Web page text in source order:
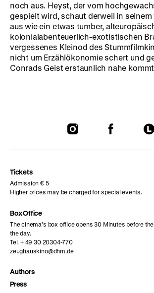
noch aus. Heyst, der vom
gespielt wird, schaut derweil in seinem
aus wie ein etwas tumber,
kolonialabenteuerlich-exotistischen
vergessenes Kleinod des
nicht um Erzählökonomie schert und
Conrads Geist erstaunlich nahe
To
To
Tickets
Admission € 5
Higher prices may be charged for special events.
Box Office
The cinema’s box office opens 30 Minutes before
the day.
Tel. + 49 30 20304-770
zeughauskino@dhm.de
Authors
Press